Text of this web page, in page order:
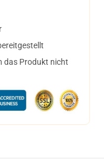
das Produkt nicht